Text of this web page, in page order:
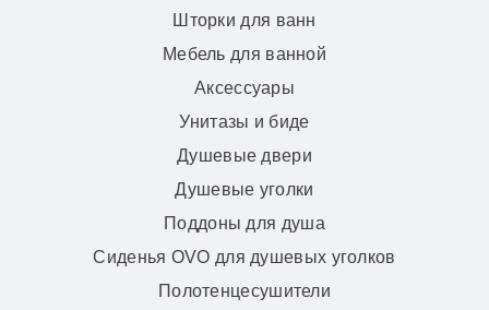
Шторки для ванн
Мебель для ванной
Аксессуары
Унитазы и биде
Душевые двери
Душевые уголки
Поддоны для душа
Сиденья OVO для душевых уголков
Полотенцесушители